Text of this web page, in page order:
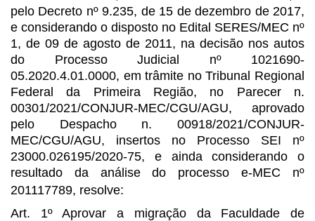
pelo Decreto nº 9.235, de 15 de dezembro de 2017,
e considerando o disposto no Edital SERES/MEC nº
1, de 09 de agosto de 2011, na decisão nos autos
do Processo Judicial nº 1021690-
05.2020.4.01.0000, em trâmite no Tribunal Regional
Federal da Primeira Região, no Parecer n.
00301/2021/CONJUR-MEC/CGU/AGU, aprovado
pelo Despacho n. 00918/2021/CONJUR-
MEC/CGU/AGU, insertos no Processo SEI nº
23000.026195/2020-75, e ainda considerando o
resultado da análise do processo e-MEC nº
201117789, resolve:
Art. 1º Aprovar a migração da Faculdade de